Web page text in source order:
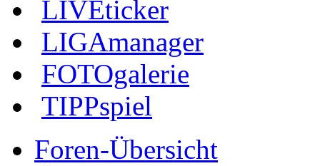
LIVEticker
LIGAmanager
FOTOgalerie
TIPPspiel
Foren-Übersicht